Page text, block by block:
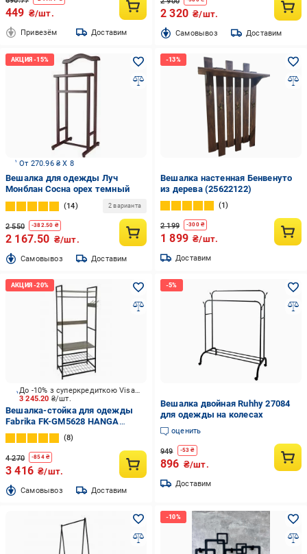
449 ₴/шт.
Привезём Доставим
2 320 ₴/шт.
Cамовывоз Доставим
От 270.96 ₴ X 8
Вешалка для одежды Луч
Монблан Сосна орех темный
14 2 варианта
2 550 -382.50 ₴
2 167.50 ₴/шт.
Cамовывоз Доставим
Вешалка настенная Бенвенуто
из дерева (25622122)
1
2 199 -300₴
1 899 ₴/шт.
Доставим
3 245.20 ₴/шт.
До -10% з суперкредиткою Visa Вигода
Вешалка-стойка для одежды
Fabrika FK-GM5628 HANGA
черный
8
4 270 -854₴
3 416 ₴/шт.
Cамовывоз Доставим
Вешалка двойная Ruhhy 27084
для одежды на колесах
оценить
949 -53 ₴
896 ₴/шт.
Доставим